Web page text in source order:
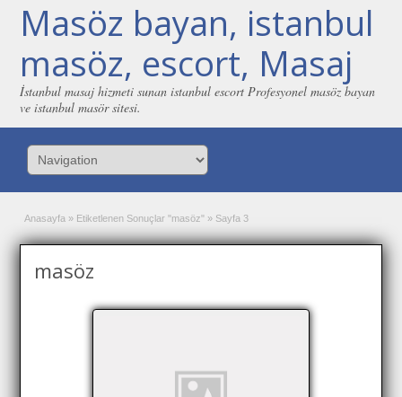
Masöz bayan, istanbul
masöz, escort, Masaj
İstanbul masaj hizmeti sunan istanbul escort Profesyonel masöz bayan
ve istanbul masör sitesi.
Anasayfa » Etiketlenen Sonuçlar "masöz" » Sayfa 3
masöz